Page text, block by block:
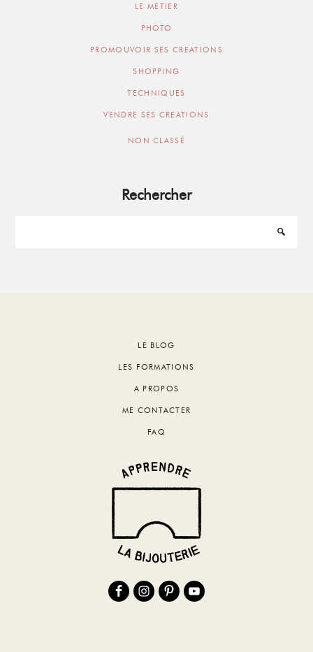
LE METIER
PHOTO
PROMOUVOIR SES CREATIONS
SHOPPING
TECHNIQUES
VENDRE SES CREATIONS
NON CLASSÉ
Rechercher
LE BLOG
LES FORMATIONS
A PROPOS
ME CONTACTER
FAQ